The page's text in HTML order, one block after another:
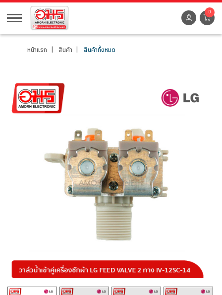
0
หน้าแรก สินค้า สินค้าทั้งหมด